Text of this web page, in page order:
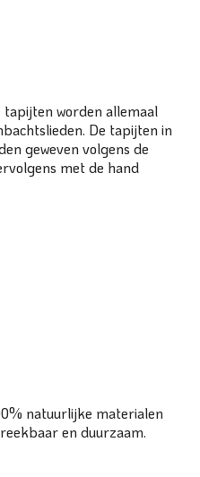
tapijten worden allemaal
De tapijten in
geweven volgens de
met de hand
natuurlijke materialen
en duurzaam.